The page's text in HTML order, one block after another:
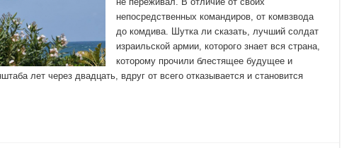
непосредственных командиров, от комвзвода
до комдива. Шутка ли сказать, лучший солдат
израильской армии, которого знает вся страна,
которому прочили блестящее будущее и
лет через двадцать, вдруг от всего отказывается и становится